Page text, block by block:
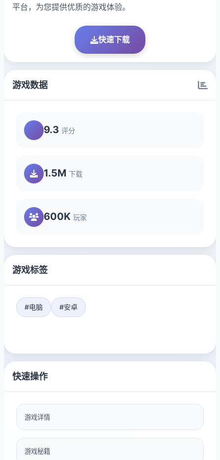
平台，为您提供优质的游戏体验。
快速下载
游戏数据
9.3 评分
1.5M 下载
600K 玩家
游戏标签
#电脑 #安卓
快速操作
游戏详情
游戏秘籍